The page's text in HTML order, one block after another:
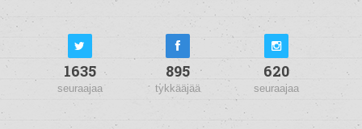
1635
seuraajaa
895
tykkääjää
620
seuraajaa